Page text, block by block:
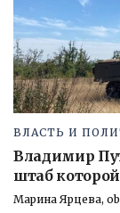
ВЛАСТЬ И
Владимир
штаб
Марина Ярцева,